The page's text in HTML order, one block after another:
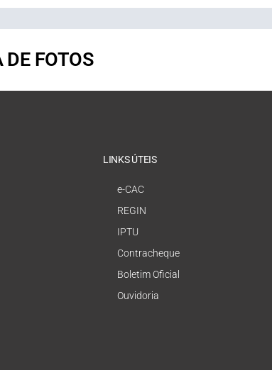
DE FOTOS
LINKS ÚTEIS
e-CAC
REGIN
IPTU
Contracheque
Boletim Oficial
Ouvidoria